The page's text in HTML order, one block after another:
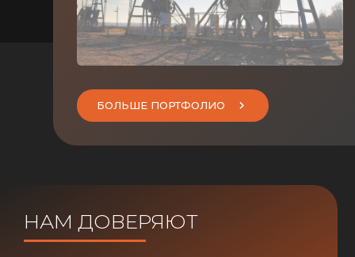
БОЛЬШЕ ПОРТФОЛИО
НАМ ДОВЕРЯЮТ